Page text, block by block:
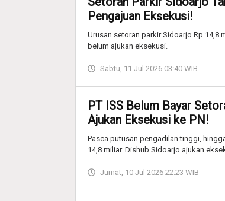
Pengajuan Eksekusi!
Urusan setoran parkir Sidoarjo Rp 14,8
belum ajukan eksekusi.
Sabtu, 11 Jul 2026 03:40 WIB
PT ISS Belum Bayar
Ajukan Eksekusi ke PN!
Pasca putusan pengadilan tinggi,
14,8 miliar. Dishub Sidoarjo ajukan
Jumat, 10 Jul 2026 22:23 WIB